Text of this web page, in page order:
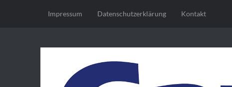
Impressum Datenschutz­erklärung Kontakt